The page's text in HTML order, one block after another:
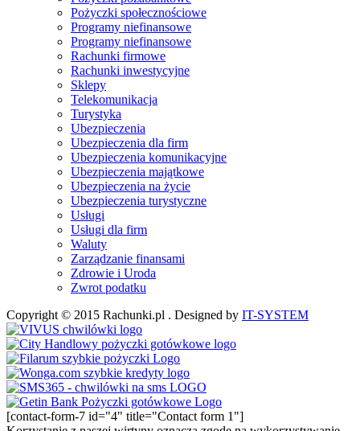
Pożyczki społecznościowe
Programy niefinansowe
Programy niefinansowe
Rachunki firmowe
Rachunki inwestycyjne
Sklepy
Telekomunikacja
Turystyka
Ubezpieczenia
Ubezpieczenia dla firm
Ubezpieczenia komunikacyjne
Ubezpieczenia majątkowe
Ubezpieczenia na życie
Ubezpieczenia turystyczne
Usługi
Usługi dla firm
Waluty
Zarządzanie finansami
Zdrowie i Uroda
Zwrot podatku
Copyright © 2015 Rachunki.pl . Designed by IT-SYSTEM
[contact-form-7 id="4" title="Contact form 1"]